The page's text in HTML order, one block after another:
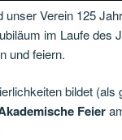
unser Verein 125
im Laufe des
und feiern.
bildet (als
Feier